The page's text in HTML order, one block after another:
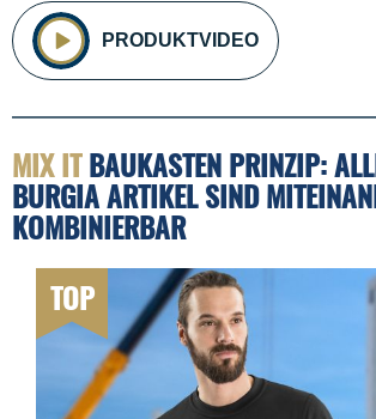
PRODUKTVIDEO
MIX ITBAUKASTEN PRINZIP:
BURGIA ARTIKEL SIND
KOMBINIERBAR
TOP